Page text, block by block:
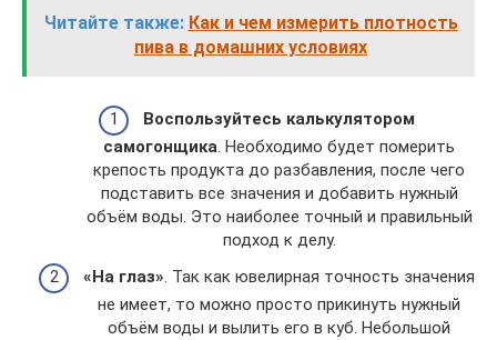
Читайте также: Как и чем измерить плотность
пива в домашних условиях
Воспользуйтесь калькулятором
самогонщика. Необходимо будет померить
крепость продукта до разбавления, после чего
подставить все значения и добавить нужный
объём воды. Это наиболее точный и правильный
подход к делу.
«На глаз». Так как ювелирная точность значения
не имеет, то можно просто прикинуть нужный
объём воды и вылить его в куб. Небольшой